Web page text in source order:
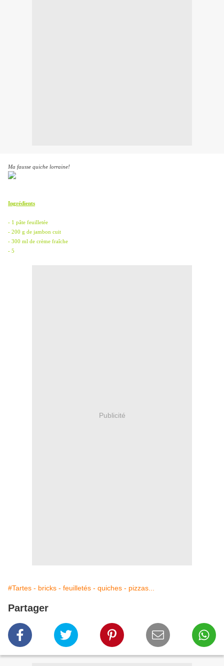
Ma fausse quiche lorraine!
Ingrédients
- 1 pâte feuilletée
- 200 g de jambon cuit
- 300 ml de crème fraîche
- 5
Publicité
#Tartes - bricks - feuilletés - quiches - pizzas...
Partager